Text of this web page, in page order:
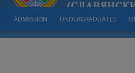
ADMISSION UNDERGRADUATES